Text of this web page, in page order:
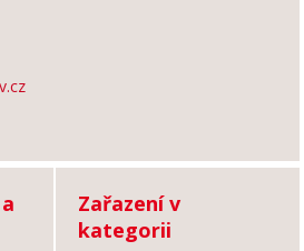
Zařazení v
kategorii